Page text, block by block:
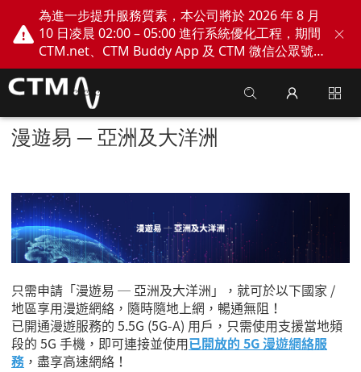
為進一步提升服務質素，本公司將於 2026 年 8 月
10 日凌晨 02:00 – 05:00 進行系統優化工程，期間
CTM.net、CTM Buddy App 及 CTM 微信公眾號
網上服務將會暫停。不便之處，敬請見諒！
漫遊易 ─ 亞洲及大洋洲
只需申請「漫遊易 ─ 亞洲及大洋洲」，就可於以下國家 /
地區享用漫遊網絡，隨時隨地上網，暢通無阻！
已開通漫遊服務的 5.5G (5G-A) 用戶，只需使用支援當地頻
段的 5G 手機，即可連接並使用已開放的 5G 漫遊網絡服
務 ，盡享高速網絡！